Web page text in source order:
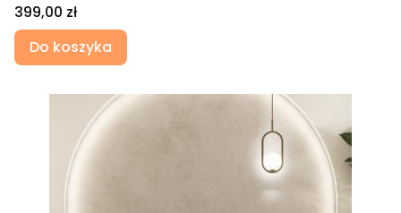
Cena
399,00 zł
Do koszyka